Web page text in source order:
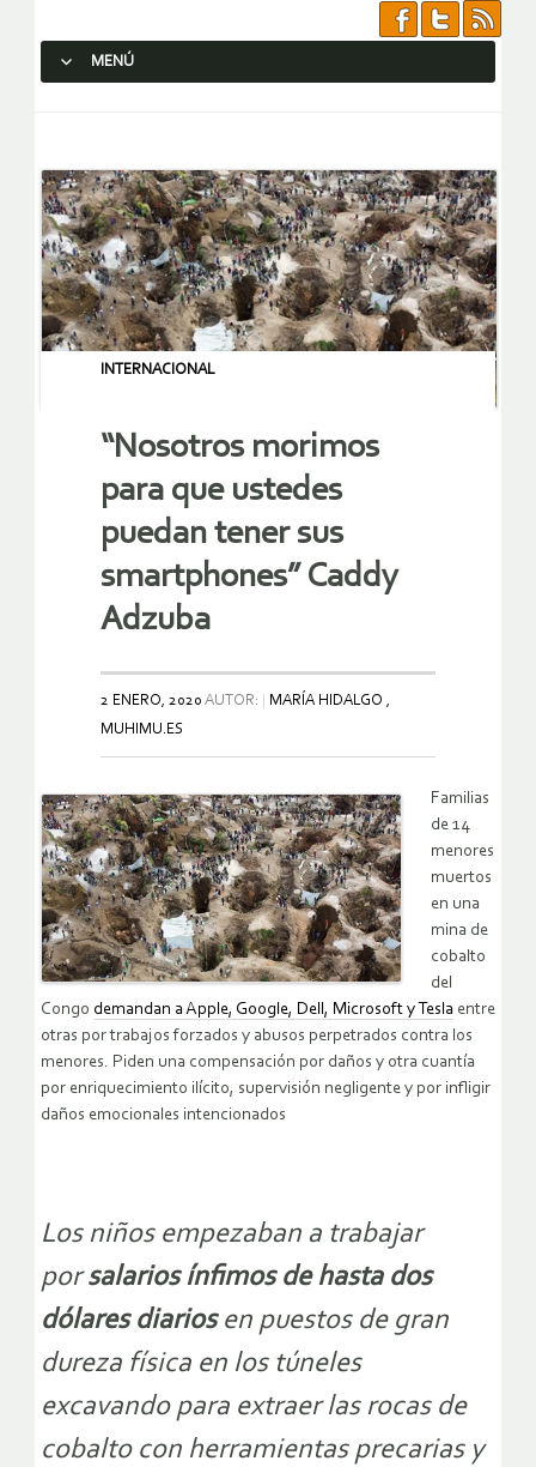
MENÚ
INTERNACIONAL
“Nosotros morimos
para que ustedes
puedan tener sus
smartphones” Caddy
Adzuba
2 ENERO, 2020 AUTOR:
MARÍA HIDALGO ,
MUHIMU.ES
Familias
de 14
menores
muertos
en una
mina de
cobalto
del
Congo demandan a Apple, Google, Dell, Microsoft y Tesla entre
otras por trabajos forzados y abusos perpetrados contra los
menores. Piden una compensación por daños y otra cuantía
por enriquecimiento ilícito, supervisión negligente y por infligir
daños emocionales intencionados
Los niños empezaban a trabajar
porsalarios ínfimos de hasta dos
dólares diarios en puestos de gran
dureza física en los túneles
excavando para extraer las rocas de
cobalto con herramientas precarias y